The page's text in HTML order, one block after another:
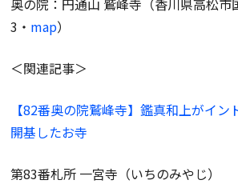
3・ map）
＜関連記事＞
【82番奥の院鷲峰寺】鑑真和上がイン
開基したお寺
第83番札所 一宮寺（いちのみやじ）